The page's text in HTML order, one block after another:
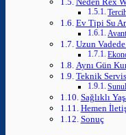
Ev Tipi Su
Uzun
Aynı Gün
Teknik
Sağlıklı
Hemen
Sonuç